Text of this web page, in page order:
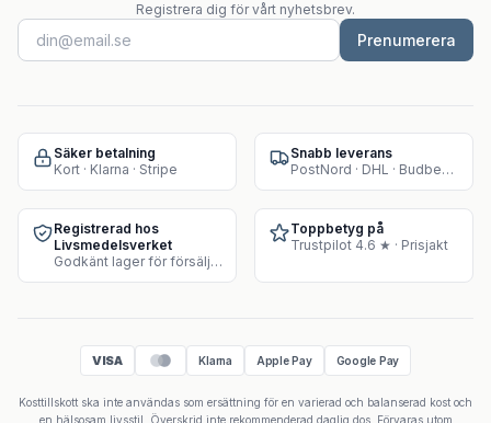
Registrera dig för vårt nyhetsbrev.
Prenumerera
Säker betalning
Kort · Klarna · Stripe
Snabb leverans
PostNord · DHL · Budbee · Instabox
Registrerad hos
Livsmedelsverket
Godkänt lager för försäljning av kosttillskott
Toppbetyg på
Trustpilot 4.6 ★ · Prisjakt
VISA Klarna Apple Pay Google Pay
Kosttillskott ska inte användas som ersättning för en varierad och balanserad kost och
en hälsosam livsstil. Överskrid inte rekommenderad daglig dos. Förvaras utom